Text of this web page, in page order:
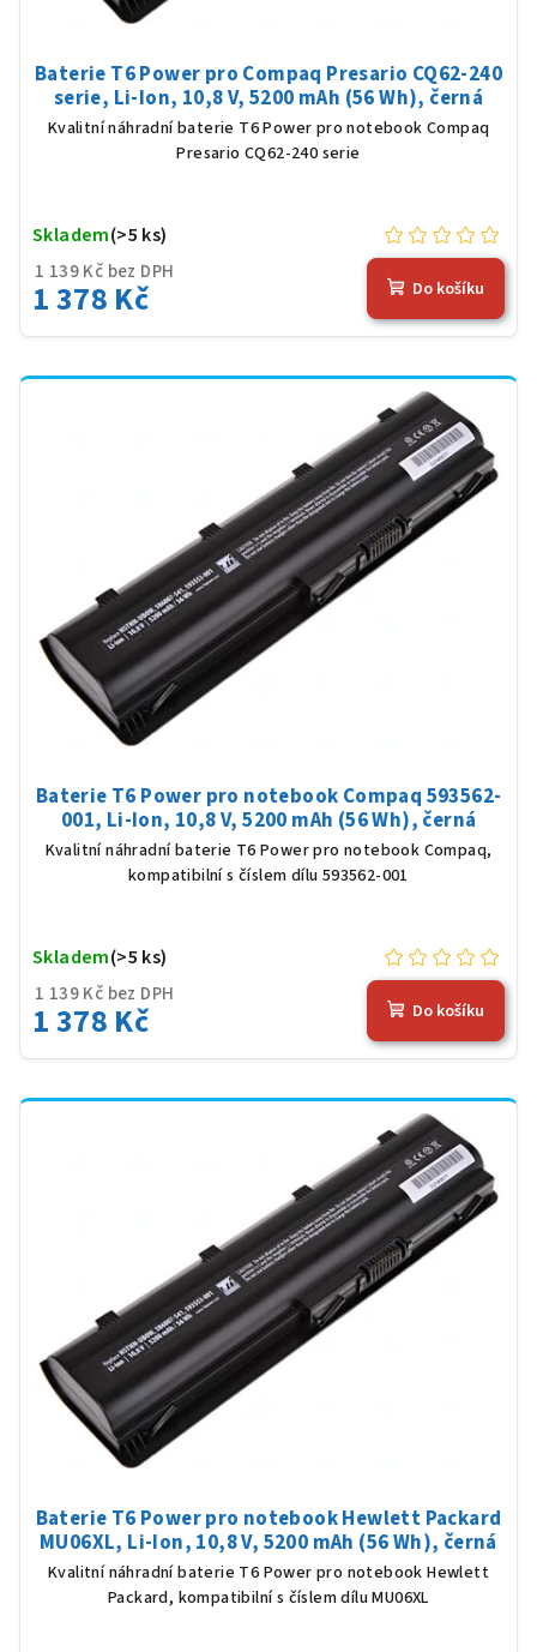
Baterie T6 Power pro Compaq Presario CQ62-240
serie, Li-Ion, 10,8 V, 5200 mAh (56 Wh), černá
Kvalitní náhradní baterie T6 Power pro notebook Compaq
Presario CQ62-240 serie
1 139 Kč bez DPH
1 378 Kč
Skladem(>5 ks)
Do košíku
Baterie T6 Power pro notebook Compaq 593562-
001, Li-Ion, 10,8 V, 5200 mAh (56 Wh), černá
Kvalitní náhradní baterie T6 Power pro notebook Compaq,
kompatibilní s číslem dílu 593562-001
1 139 Kč bez DPH
1 378 Kč
Skladem(>5 ks)
Do košíku
Baterie T6 Power pro notebook Hewlett Packard
MU06XL, Li-Ion, 10,8 V, 5200 mAh (56 Wh), černá
Kvalitní náhradní baterie T6 Power pro notebook Hewlett
Packard, kompatibilní s číslem dílu MU06XL